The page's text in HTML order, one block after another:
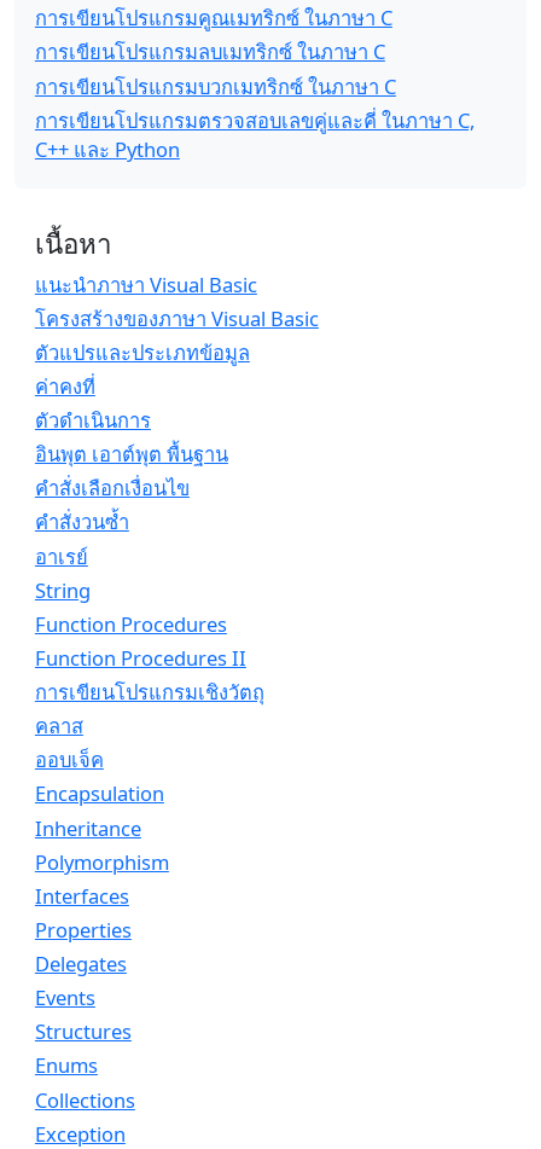
การเขียนโปรแกรมคูณเมทริกซ์ ในภาษา C
การเขียนโปรแกรมลบเมทริกซ์ ในภาษา C
การเขียนโปรแกรมบวกเมทริกซ์ ในภาษา C
การเขียนโปรแกรมตรวจสอบเลขคู่และคี่ ในภาษา C,
C++ และ Python
เนื้อหา
แนะนำภาษา Visual Basic
โครงสร้างของภาษา Visual Basic
ตัวแปรและประเภทข้อมูล
ค่าคงที่
ตัวดำเนินการ
อินพุต เอาต์พุต พื้นฐาน
คำสั่งเลือกเงื่อนไข
คำสั่งวนซ้ำ
อาเรย์
String
Function Procedures
Function Procedures II
การเขียนโปรแกรมเชิงวัตถุ
คลาส
ออบเจ็ค
Encapsulation
Inheritance
Polymorphism
Interfaces
Properties
Delegates
Events
Structures
Enums
Collections
Exception